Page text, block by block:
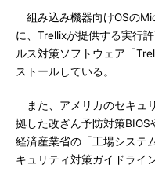
組み込み機器向けOSの
に、Trellixが提供する実行
ルス対策ソフトウェア「
ストールしている。
また、アメリカのセキュ
拠した改ざん予防対策BIOS
経済産業省の「工場システ
キュリティ対策ガイドライ